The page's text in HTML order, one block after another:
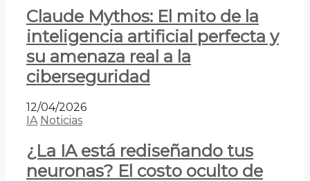
Claude Mythos: El mito de la
inteligencia artificial perfecta y
su amenaza real a la
ciberseguridad
12/04/2026
IA Noticias
¿La IA está rediseñando tus
neuronas? El costo oculto de